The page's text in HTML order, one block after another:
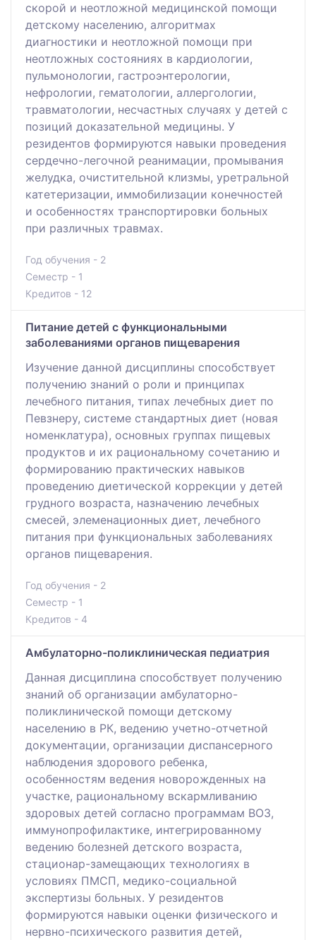
скорой и неотложной медицинской помощи
детскому населению, алгоритмах
диагностики и неотложной помощи при
неотложных состояниях в кардиологии,
пульмонологии, гастроэнтерологии,
нефрологии, гематологии, аллергологии,
травматологии, несчастных случаях у детей с
позиций доказательной медицины. У
резидентов формируются навыки проведения
сердечно-легочной реанимации, промывания
желудка, очистительной клизмы, уретральной
катетеризации, иммобилизации конечностей
и особенностях транспортировки больных
при различных травмах.
Год обучения - 2
Семестр - 1
Кредитов - 12
Питание детей с функциональными
заболеваниями органов пищеварения
Изучение данной дисциплины способствует
получению знаний о роли и принципах
лечебного питания, типах лечебных диет по
Певзнеру, системе стандартных диет (новая
номенклатура), основных группах пищевых
продуктов и их рациональному сочетанию и
формированию практических навыков
проведению диетической коррекции у детей
грудного возраста, назначению лечебных
смесей, элеменационных диет, лечебного
питания при функциональных заболеваниях
органов пищеварения.
Год обучения - 2
Семестр - 1
Кредитов - 4
Амбулаторно-поликлиническая педиатрия
Данная дисциплина способствует получению
знаний об организации амбулаторно-
поликлинической помощи детскому
населению в РК, ведению учетно-отчетной
документации, организации диспансерного
наблюдения здорового ребенка,
особенностям ведения новорожденных на
участке, рациональному вскармливанию
здоровых детей согласно программам ВОЗ,
иммунопрофилактике, интегрированному
ведению болезней детского возраста,
стационар-замещающих технологиях в
условиях ПМСП, медико-социальной
экспертизы больных. У резидентов
формируются навыки оценки физического и
нервно-психического развития детей,